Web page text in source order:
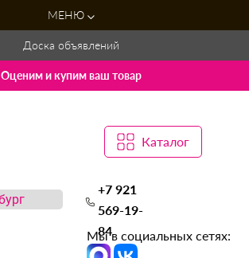
МЕНЮ
Доска объявлений
Оценим и купим ваш товар
Каталог
+7 921
569-19-
84
Мы в социальных сетях: